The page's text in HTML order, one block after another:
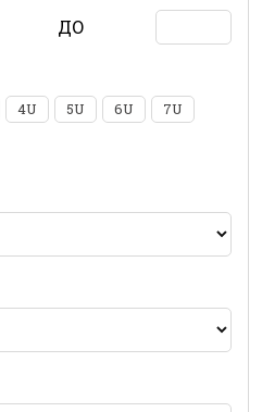
ДО
4U 5U 6U
7U